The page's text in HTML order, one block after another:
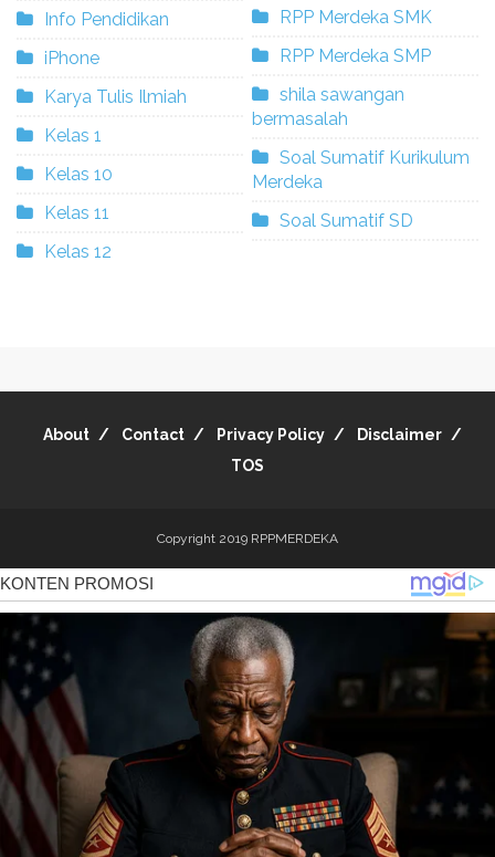
Info Pendidikan
iPhone
Karya Tulis Ilmiah
Kelas 1
Kelas 10
Kelas 11
Kelas 12
RPP Merdeka SMK
RPP Merdeka SMP
shila sawangan
bermasalah
Soal Sumatif Kurikulum
Merdeka
Soal Sumatif SD
About Contact Privacy Policy
Disclaimer
TOS
Copyright 2019 RPPMERDEKA